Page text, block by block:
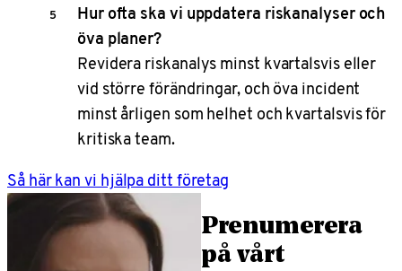
Hur ofta ska vi uppdatera riskanalyser och
öva planer?
Revidera riskanalys minst kvartalsvis eller
vid större förändringar, och öva incident
minst årligen som helhet och kvartalsvis för
kritiska team.
Så här kan vi hjälpa ditt företag
Prenumerera
på vårt